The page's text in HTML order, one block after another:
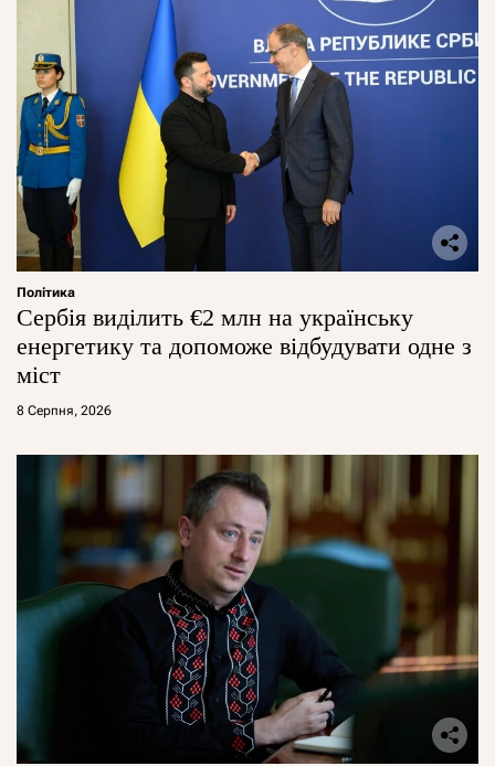
Політика
Сербія виділить €2 млн на українську
енергетику та допоможе відбудувати одне з
міст
8 Серпня, 2026